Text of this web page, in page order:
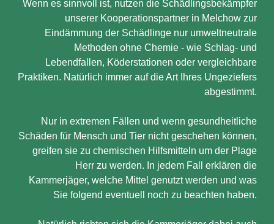
Wenn es sinnvoll ist, nutzen die Schädlingsbekämpfer
unserer Kooperationspartner in Melchow zur
Eindämmung der Schädlinge nur umweltneutrale
Methoden ohne Chemie - wie Schlag- und
Lebendfallen, Köderstationen oder vergleichbare
Praktiken. Natürlich immer auf die Art Ihres Ungeziefers
abgestimmt.
Nur in extremen Fällen und wenn gesundheitliche
Schäden für Mensch und Tier nicht geschehen können,
greifen sie zu chemischen Hilfsmitteln um der Plage
Herr zu werden. In jedem Fall erklären die
Kammerjäger, welche Mittel genutzt werden und was
Sie folgend eventuell noch zu beachten haben.